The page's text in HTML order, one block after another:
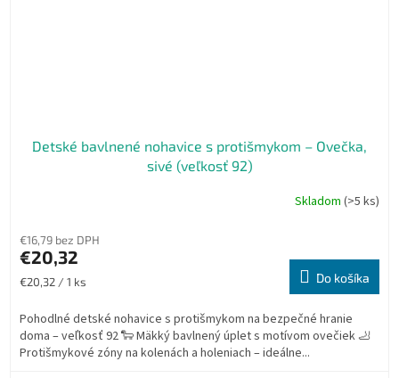
Detské bavlnené nohavice s protišmykom – Ovečka,
sivé (veľkosť 92)
Skladom (>5 ks)
€16,79 bez DPH
€20,32
Jednotková
€20,32 / 1 ks Do košíka
Pohodlné detské nohavice s protišmykom na bezpečné hranie
doma – veľkosť 92 🐑 Mäkký bavlnený úplet s motívom ovečiek 🦶
Protišmykové zóny na kolenách a holeniach – ideálne...